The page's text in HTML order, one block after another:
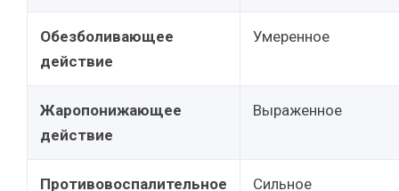
Обезболивающее
действие
Умеренное
Жаропонижающее
действие
Выраженное
Противовоспалительное
Сильное